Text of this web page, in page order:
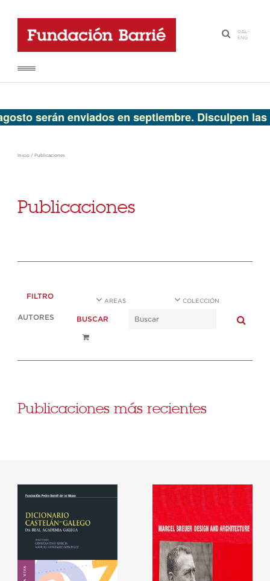
·
GAL-
ENG
serán enviados en septiembre. Disculpen las
Inicio / Publicaciones
Publicaciones
FILTRO
AREAS COLECCIÓN
AUTORES BUSCAR
Publicaciones más recientes